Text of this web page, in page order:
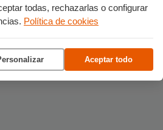
todas, rechazarlas o configurar
Política de cookies
Aceptar todo